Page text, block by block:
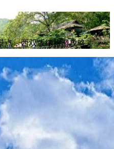
点，西双版纳旅游攻略。